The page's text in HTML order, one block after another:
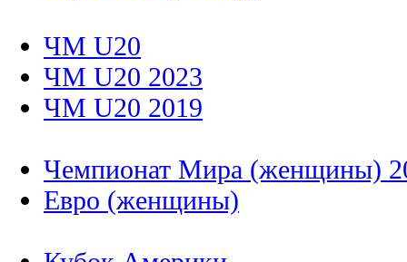
ЧМ U20
ЧМ U20 2023
ЧМ U20 2019
Чемпионат Мира (женщины)
Евро (женщины)